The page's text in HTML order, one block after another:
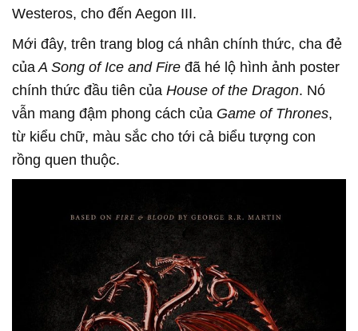
Westeros, cho đến Aegon III.
Mới đây, trên trang blog cá nhân chính thức, cha đẻ
củaA Song of Ice and Fire đã hé lộ hình ảnh poster
chính thức đầu tiên của House of the Dragon. Nó
vẫn mang đậm phong cách của Game of Thrones,
từ kiểu chữ, màu sắc cho tới cả biểu tượng con
rồng quen thuộc.